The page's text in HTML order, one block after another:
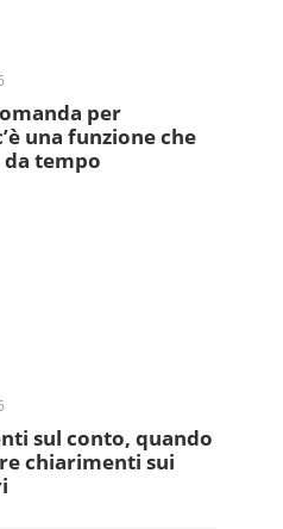
per
una funzione che
tempo
sul conto, quando
chiarimenti sui